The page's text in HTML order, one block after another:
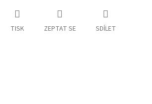
TISK ZEPTAT SE SDÍLET